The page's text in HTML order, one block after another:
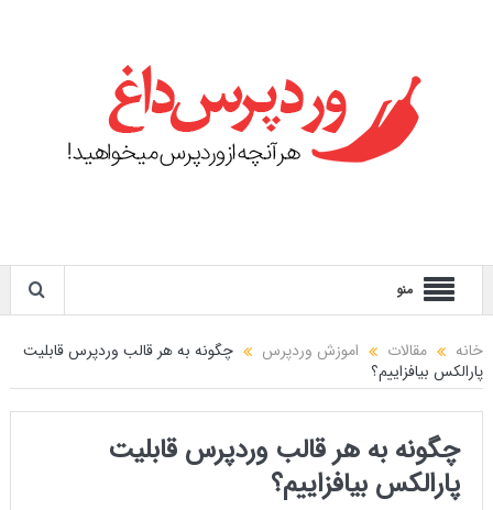
منو
خانه مقالات اموزش وردپرس
چگونه به هر قالب وردپرس قابلیت
پارالکس بیافزاییم؟
چگونه به هر قالب وردپرس قابلیت
پارالکس بیافزاییم؟